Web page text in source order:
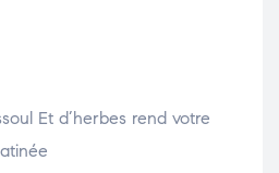
Et d’herbes rend votre